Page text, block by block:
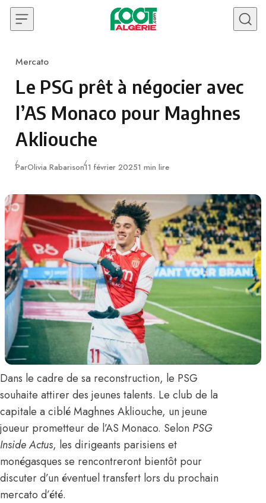
Skip to content
Category
Mercato
Le PSG prêt à négocier avec
l’AS Monaco pour Maghnes
Akliouche
ParOlivia RabarisonPublié
11 février 20251 min lire
Dans le cadre de sa reconstruction, le PSG
souhaite attirer des jeunes talents. Le club de la
capitale a cibléMaghnes Akliouche, un jeune
joueur prometteur de l’AS Monaco. Selon PSG
Inside Actus, les dirigeants parisiens et
monégasques se rencontreront bientôt pour
discuter d’un éventuel transfert lors du prochain
mercato d’été.